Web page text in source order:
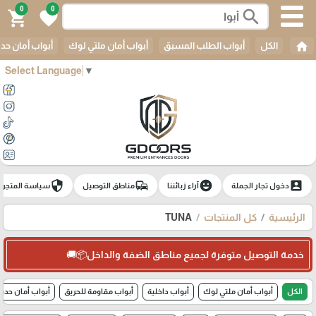
Select Language ▼
search
0
favorite
0
shopping_cart
home الكل أبواب الطلب المسبق أبواب أمان ملتي لوك أبواب أمان
account_boxدخول تجار الجملة emoji_emotionsآراء زبائننا commuteمناطق التوصيل securityسياسة المتجر
الرئيسية كل المنتجات TUNA
خدمة التوصيل متوفرة لجميع مناطق الضفة والداخل📦🚚
الكل أبواب أمان ملتي لوك أبواب داخلية أبواب مقاومة للحريق أبواب أمان